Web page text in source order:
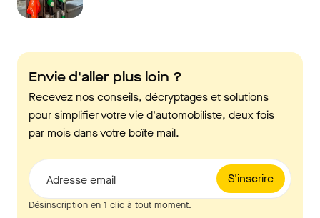
Envie d'aller plus loin ?
Recevez nos conseils, décryptages et solutions
pour simplifier votre vie d'automobiliste, deux fois
par mois dans votre boîte mail.
S'inscrire
Adresse email
Désinscription en 1 clic à tout moment.